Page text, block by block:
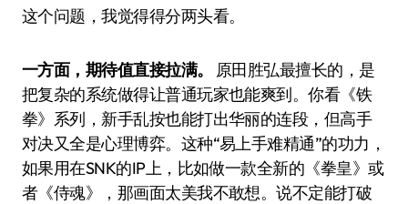
这个问题，我觉得得分两头看。
一方面，期待值直接拉满。
原田胜弘最擅长的，是
把复杂的系统做得让普通玩家也能爽到。你看《铁
拳》系列，新手乱按也能打出华丽的连段，但高手
对决又全是心理博弈。这种“易上手难精通”的功力，
如果用在SNK的IP上，比如做一款全新的《拳皇》或
者《侍魂》，那画面太美我不敢想。说不定能打破